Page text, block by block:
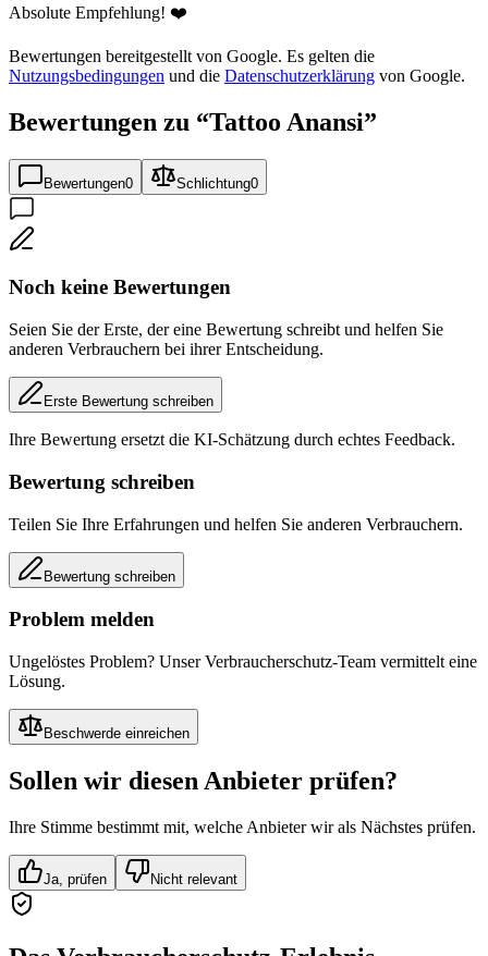
Absolute Empfehlung! ❤️
Bewertungen bereitgestellt von Google. Es gelten die
Nutzungsbedingungen und die Datenschutzerklärung von Google.
Bewertungen zu “Tattoo Anansi”
Bewertungen0 Schlichtung0
Noch keine Bewertungen
Seien Sie der Erste, der eine Bewertung schreibt und helfen Sie
anderen Verbrauchern bei ihrer Entscheidung.
Erste Bewertung schreiben
Ihre Bewertung ersetzt die KI-Schätzung durch echtes Feedback.
Bewertung schreiben
Teilen Sie Ihre Erfahrungen und helfen Sie anderen Verbrauchern.
Bewertung schreiben
Problem melden
Ungelöstes Problem? Unser Verbraucherschutz-Team vermittelt eine
Lösung.
Beschwerde einreichen
Sollen wir diesen Anbieter prüfen?
Ihre Stimme bestimmt mit, welche Anbieter wir als Nächstes prüfen.
Ja, prüfen Nicht relevant